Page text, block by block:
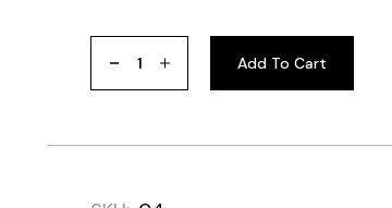
Add To Cart